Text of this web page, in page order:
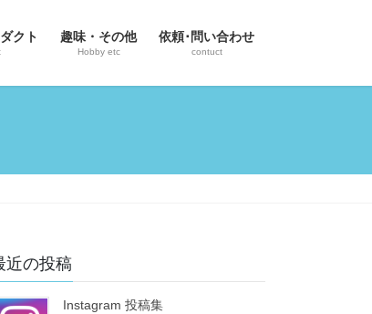
クト 趣味・その他
Hobby etc
依頼･問い合わせ
contuct
近の投稿
Instagram 投稿集